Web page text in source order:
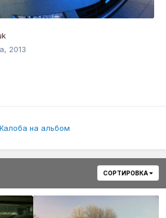
2013
на альбом
СОРТИРОВКА